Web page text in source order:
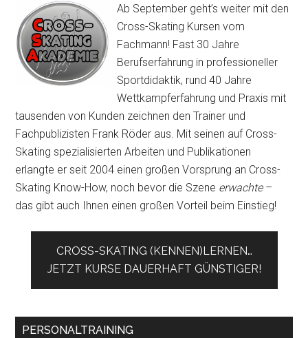
Ab September geht’s weiter mit den
Cross-Skating Kursen vom
Fachmann! Fast 30 Jahre
Berufserfahrung in professioneller
Sportdidaktik, rund 40 Jahre
Wettkampferfahrung und Praxis mit
tausenden von Kunden zeichnen den Trainer und
Fachpublizisten Frank Röder aus. Mit seinen auf Cross-
Skating spezialisierten Arbeiten und Publikationen
erlangte er seit 2004 einen großen Vorsprung an Cross-
Skating Know-How, noch bevor die Szene erwachte–
das gibt auch Ihnen einen großen Vorteil beim Einstieg!
CROSS-SKATING (KENNEN)LERNEN…
JETZT KURSE DAUERHAFT GÜNSTIGER!
PERSONALTRAINING